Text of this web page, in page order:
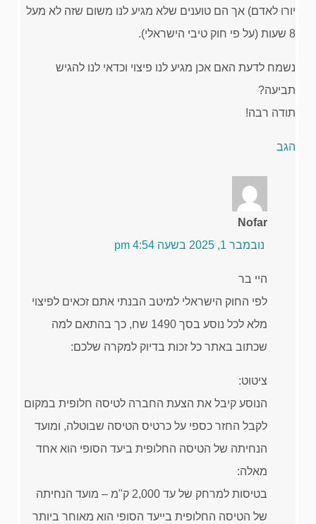
יורו לאדם) אך הם טוענים שלא מגיע לנו משום שזה לא מעל
8 שעות (על פי חוק טיבי הישראלי).
נשמח לדעת האם אכן מגיע לנו פיצוי וכדאי לנו להגיש
תביעה?
תודה רבה!
הגב
Nofar
נובמבר 1, 2025 בשעה 4:54 pm
היי בר
לפי החוק הישראלי למיטב הבנתי אתם זכאים לפיצוי
מלא לכל נוסע בסך 1490 שח, כך בהתאם למה
שכתוב באתר כל זכות בדיוק למקרה שלכם:
ציטוט:
הנוסע קיבל את הצעת החברה לטיסה חלופית במקום
לקבל החזר כספי על כרטיס הטיסה שבוטלה, ומועד
הנחיתה של הטיסה החלופית ביעד הסופי הוא אחד
מאלה:
בטיסות למרחק של עד 2,000 ק"מ – מועד הנחיתה
של הטיסה החלופית בייעד הסופי הוא מאוחר ביותר